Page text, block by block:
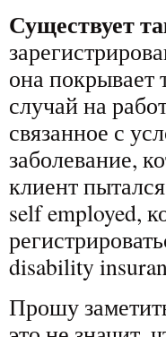
Существует
она покрывает
случай на
связанное с
заболевание,
клиент
self employed,
disability
Прошу